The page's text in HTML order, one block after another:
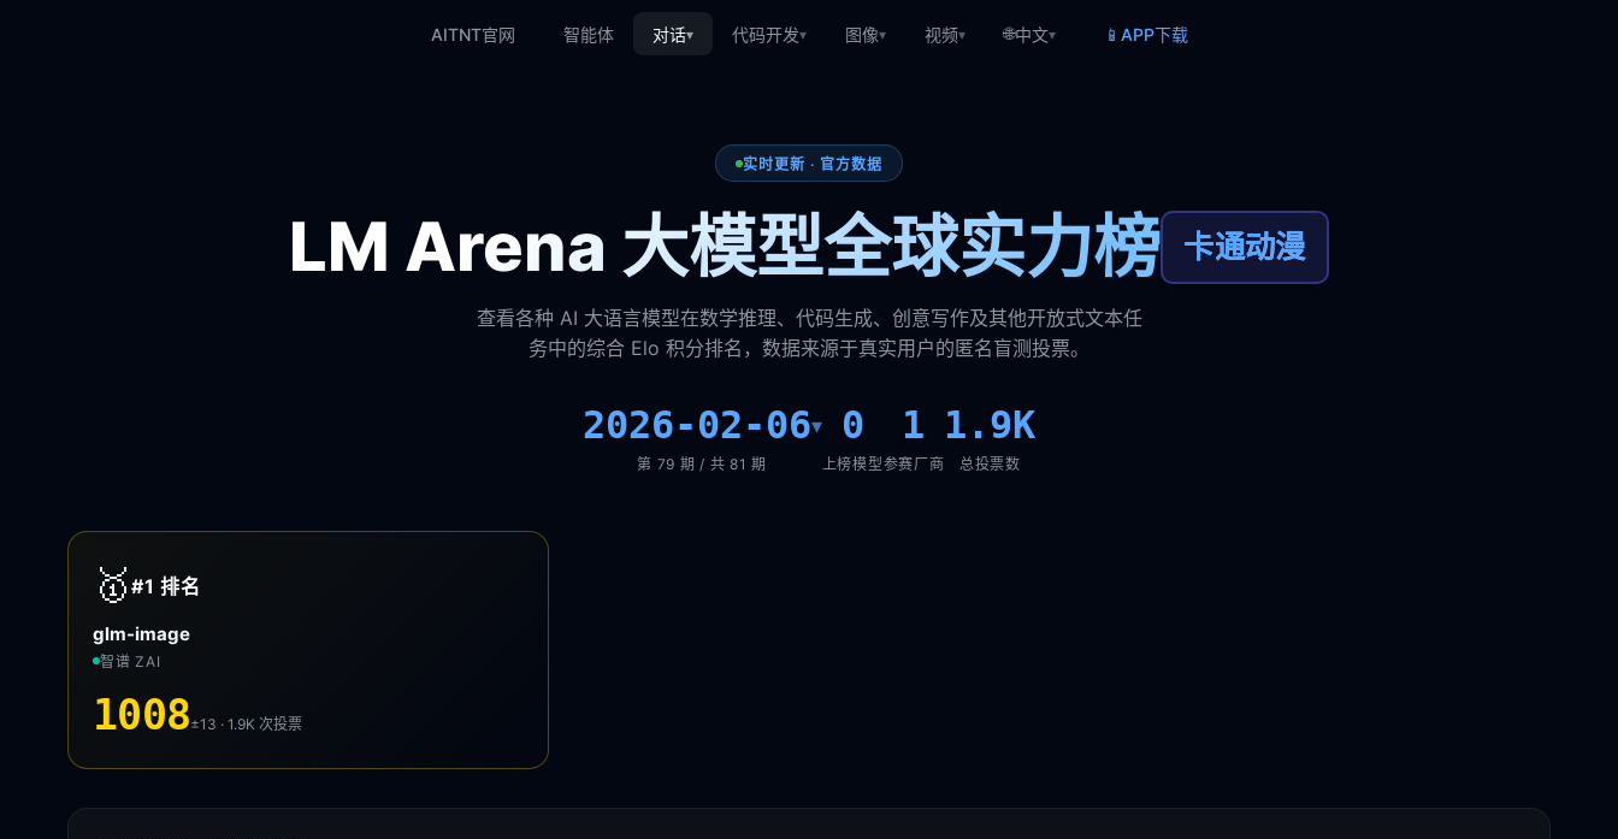
AITNT官网 智能体 对话▾ 代码开发▾ 图像▾ 视频▾ 🌐中文▾ 📱 APP下载
实时更新 · 官方数据
LM Arena 大模型全球实力榜 卡通动漫
查看各种 AI 大语言模型在数学推理、代码生成、创意写作及其他开放式文本任
务中的综合 Elo 积分排名，数据来源于真实用户的匿名盲测投票。
2026-02-06▾
第 79 期 / 共 81 期
0
上榜模型
1
参赛厂商
1.9K
总投票数
🥇 #1排名
glm-image
智谱 ZAI
1008±13 · 1.9K次投票